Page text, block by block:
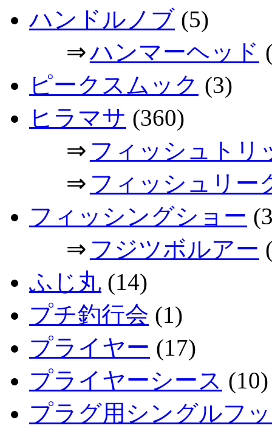
ハンドルノブ (5)
⇒ハンマーヘッド
ピークスムック (3)
ヒラマサ (360)
⇒ フィッシュトリ
⇒ フィッシュリー
フィッシングショー
⇒ フジツボルアー
ふじ丸 (14)
プチ釣行会 (1)
プライヤー (17)
プライヤーシース (10)
プラグ用シングルフ